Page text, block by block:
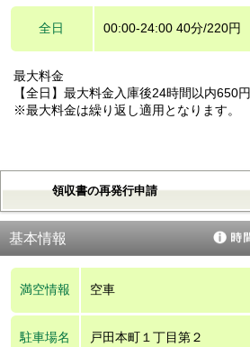
全日 00:00-24:00 40分/220円
最大料金
【全日】最大料金入庫後24時間以内650円
※最大料金は繰り返し適用となります。
領収書の再発行申請
基本情報
満空情報 空車
駐車場名 戸田本町１丁目第２